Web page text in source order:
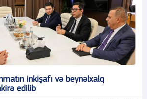
inkişafı və beynəlxalq
edilib